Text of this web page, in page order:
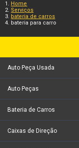
Home
Serviços
bateria de carros
bateria para carro
Auto Peça Usada
Auto Peças
Bateria de Carros
Caixas de Direção